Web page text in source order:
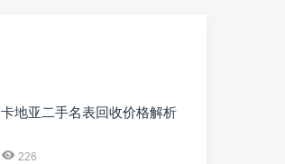
卡地亚二手名表回收价格解析
226